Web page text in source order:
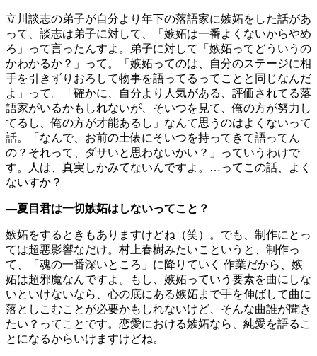
立川談志の弟子が自分より年下の落語家に嫉妬をした話があ
って、談志は弟子に対して、「嫉妬は一番よくないからやめ
ろ」って言ったんすよ。弟子に対して「嫉妬ってどういうの
かわかるか？」って。「嫉妬ってのは、自分のステージに相
手を引きずりおろして物事を語ってるってことと同じなんだ
よ」って。「確かに、自分より人気がある、評価されてる落
語家がいるかもしれないが、そいつを見て、俺の方が努力し
てるし、俺の方が才能あるし」なんて思うのはよくないって
話。「なんで、お前の土俵にそいつを持ってきて語ってん
の？それって、ダサいと思わないかい？」っていうわけで
す。人は、真実しかみてないんですよ。…ってこの話、よく
ないすか？
―夏目君は一切嫉妬はしないってこと？
嫉妬をするときもありますけどね（笑）。でも、制作にとっ
ては超悪影響なだけ。村上春樹みたいこというと、制作っ
て、「魂の一番深いところ」に降りていく 作業だから、嫉
妬は超邪魔なんですよ。もし、嫉妬っていう要素を曲にしな
いといけないなら、心の底にある嫉妬まで手を伸ばして曲に
落としこむことが必要かもしれないけど、そんな曲誰が聞き
たい？ってことです。恋愛における嫉妬なら、純愛を語るこ
とになるからいけますけどね。